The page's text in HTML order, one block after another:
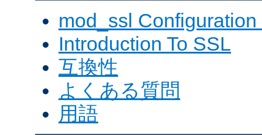
mod_ssl Configuration
Introduction To SSL
互換性
よくある質問
用語